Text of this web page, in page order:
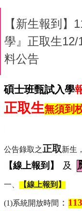
【新生報到】
學』正取生12/
料公告
碩士班甄試入學
正取生無須到
公告錄取之正取新生
【線上報到】 及
一、 【線上報到】
(1)系統開放時間 ： 113